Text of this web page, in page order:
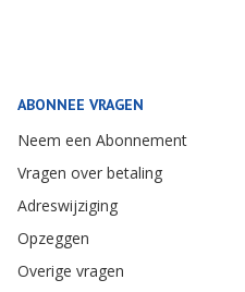
ABONNEE VRAGEN
Neem een Abonnement
Vragen over betaling
Adreswijziging
Opzeggen
Overige vragen